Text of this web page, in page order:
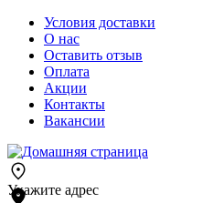
Условия доставки
О нас
Оставить отзыв
Оплата
Акции
Контакты
Вакансии
Укажите адрес